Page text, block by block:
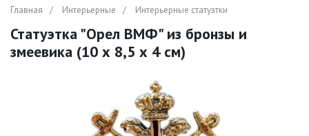
Главная Интерьерные Интерьерные статуэтки
Статуэтка "Орел ВМФ" из бронзы и
змеевика (10 х 8,5 х 4 см)